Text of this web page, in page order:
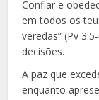
Confiar e
em todos os
veredas” (Pv
decisões.
A paz que
enquanto